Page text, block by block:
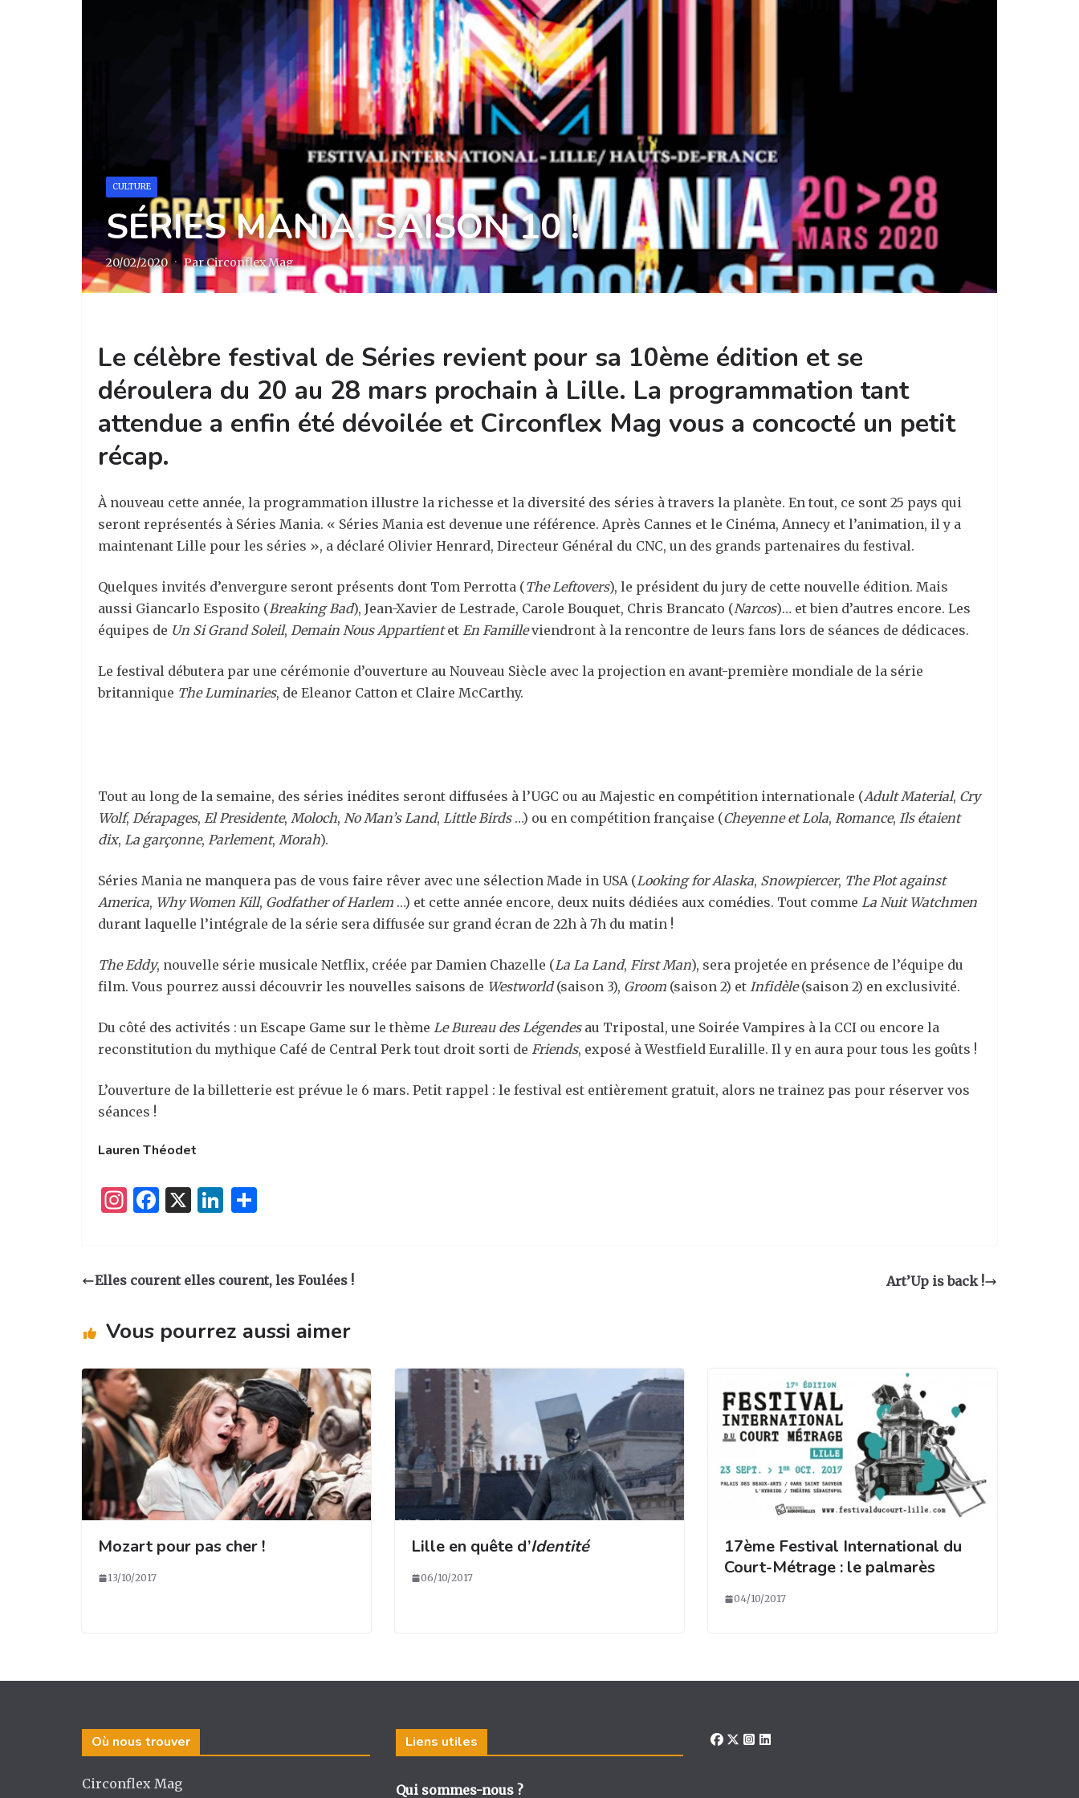
CULTURE
SÉRIES MANIA, SAISON 10 !
20/02/2020 · Par Circonflex Mag
Le célèbre festival de Séries revient pour sa 10ème édition et se
déroulera du 20 au 28 mars prochain à Lille. La programmation tant
attendue a enfin été dévoilée et Circonflex Mag vous a concocté un petit
récap.
À nouveau cette année, la programmation illustre la richesse et la diversité des séries à travers la planète. En tout, ce sont 25 pays qui
seront représentés à Séries Mania. « Séries Mania est devenue une référence. Après Cannes et le Cinéma, Annecy et l’animation, il y a
maintenant Lille pour les séries », a déclaré Olivier Henrard, Directeur Général du CNC, un des grands partenaires du festival.
Quelques invités d’envergure seront présents dont Tom Perrotta (The Leftovers), le président du jury de cette nouvelle édition. Mais
aussi Giancarlo Esposito (Breaking Bad), Jean-Xavier de Lestrade, Carole Bouquet, Chris Brancato (Narcos)… et bien d’autres encore. Les
équipes de Un Si Grand Soleil, Demain Nous Appartientet En Familleviendront à la rencontre de leurs fans lors de séances de dédicaces.
Le festival débutera par une cérémonie d’ouverture au Nouveau Siècle avec la projection en avant-première mondiale de la série
britannique The Luminaries, de Eleanor Catton et Claire McCarthy.
Tout au long de la semaine, des séries inédites seront diffusées à l’UGC ou au Majestic en compétition internationale (Adult Material, Cry
Wolf, Dérapages, El Presidente, Moloch, No Man’s Land, Little Birds…) ou en compétition française (Cheyenne et Lola, Romance, Ils étaient
dix, La garçonne, Parlement, Morah).
Séries Mania ne manquera pas de vous faire rêver avec une sélection Made in USA (Looking for Alaska, Snowpiercer, The Plot against
America, Why Women Kill, Godfather of Harlem …) et cette année encore, deux nuits dédiées aux comédies. Tout comme La Nuit Watchmen
durant laquelle l’intégrale de la série sera diffusée sur grand écran de 22h à 7h du matin !
The Eddy, nouvelle série musicale Netflix, créée par Damien Chazelle (La La Land, First Man), sera projetée en présence de l’équipe du
film. Vous pourrez aussi découvrir les nouvelles saisons de Westworld(saison 3), Groom (saison 2) et Infidèle(saison 2) en exclusivité.
Du côté des activités : un Escape Game sur le thème Le Bureau des Légendesau Tripostal, une Soirée Vampires à la CCI ou encore la
reconstitution du mythique Café de Central Perk tout droit sorti de Friends, exposé à Westfield Euralille. Il y en aura pour tous les goûts !
L’ouverture de la billetterie est prévue le 6 mars. Petit rappel : le festival est entièrement gratuit, alors ne trainez pas pour réserver vos
séances !
Lauren Théodet
I
a
ra
F
e
o
X
Li
e
n
g
Elles courent elles courent, les Foulées ! Art’Up is back !
Vous pourrez aussi aimer
Mozart pour pas cher !
13/10/2017
Lille en quête d’Identité
06/10/2017
17ème Festival International du
Court-Métrage : le palmarès
04/10/2017
Où nous trouver
Circonflex Mag
Liens utiles
Qui sommes-nous ?